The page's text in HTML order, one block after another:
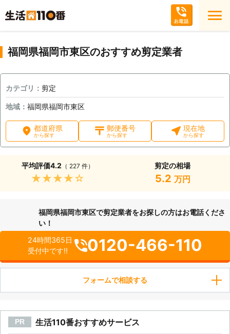
福岡県福岡市東区のおすすめ剪定業者
カテゴリ： 剪定
地域： 福岡県福岡市東区
都道府県
から探す
郵便番号
から探す
現在地
から探す
平均評価4.2 （ 227 件）
★★★★★
剪定の相場
5.2 万円
福岡県福岡市東区で剪定業者をお探しの方はお電話くださ
い！
24時間365日
受付中です!!
0120-466-110
フォームで相談する
PR 生活110番おすすめサービス